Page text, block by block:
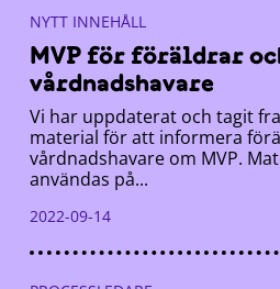
NYTT INNEHÅLL
MVP för föräldrar
vårdnadshavare
Vi har uppdaterat och tagit
material för att informera
vårdnadshavare om MVP.
användas på...
2022-09-14